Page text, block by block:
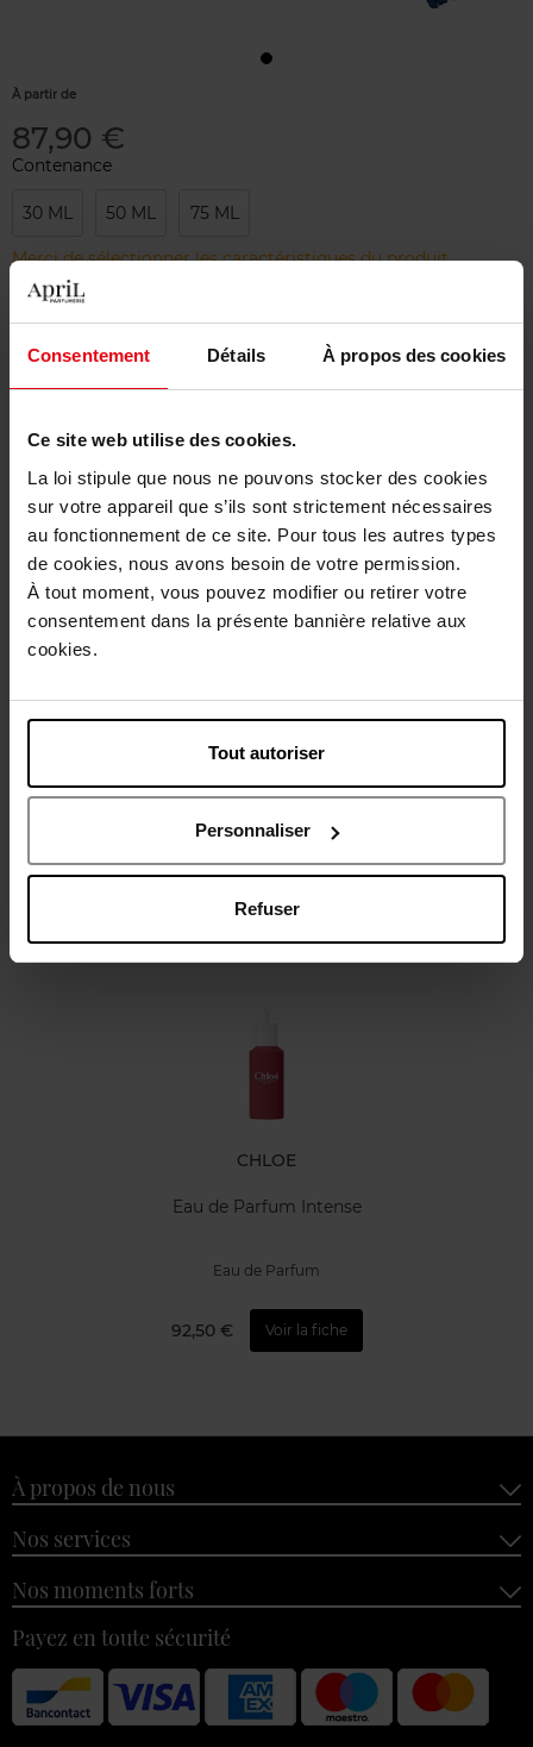
Consentement Détails À propos des cookies
Ce site web utilise des cookies.
La loi stipule que nous ne pouvons stocker des cookies
sur votre appareil que s’ils sont strictement nécessaires
au fonctionnement de ce site. Pour tous les autres types
de cookies, nous avons besoin de votre permission.
À tout moment, vous pouvez modifier ou retirer votre
consentement dans la présente bannière relative aux
cookies.
Tout autoriser
Personnaliser
Refuser
À partir de
87,90 €
Contenance
30 ML 50 ML 75 ML
Merci de sélectionner les caractéristiques du produit.
Retour gratuit dans votre magasin
Description
Caractéristiques
Oublié quelque chose ?
CHLOE
Eau de Parfum Intense
Eau de Parfum
92,50 € Voir la fiche
À propos de nous
Nos services
Nos moments forts
Payez en toute sécurité